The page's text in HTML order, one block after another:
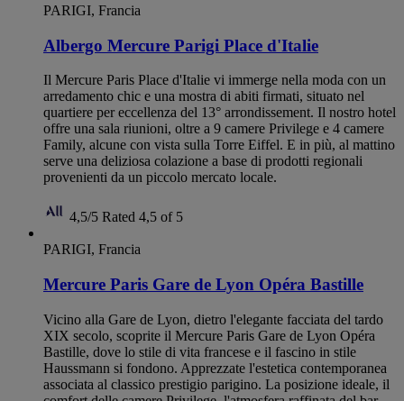
PARIGI, Francia
Albergo Mercure Parigi Place d'Italie
Il Mercure Paris Place d'Italie vi immerge nella moda con un
arredamento chic e una mostra di abiti firmati, situato nel
quartiere per eccellenza del 13° arrondissement. Il nostro hotel
offre una sala riunioni, oltre a 9 camere Privilege e 4 camere
Family, alcune con vista sulla Torre Eiffel. E in più, al mattino
serve una deliziosa colazione a base di prodotti regionali
provenienti da un piccolo mercato locale.
4,5/5 Rated 4,5 of 5
PARIGI, Francia
Mercure Paris Gare de Lyon Opéra Bastille
Vicino alla Gare de Lyon, dietro l'elegante facciata del tardo
XIX secolo, scoprite il Mercure Paris Gare de Lyon Opéra
Bastille, dove lo stile di vita francese e il fascino in stile
Haussmann si fondono. Apprezzate l'estetica contemporanea
associata al classico prestigio parigino. La posizione ideale, il